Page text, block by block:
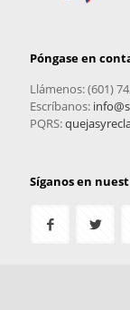
Póngase en
Llámenos: (601)
Escríbanos:
PQRS:
Síganos en